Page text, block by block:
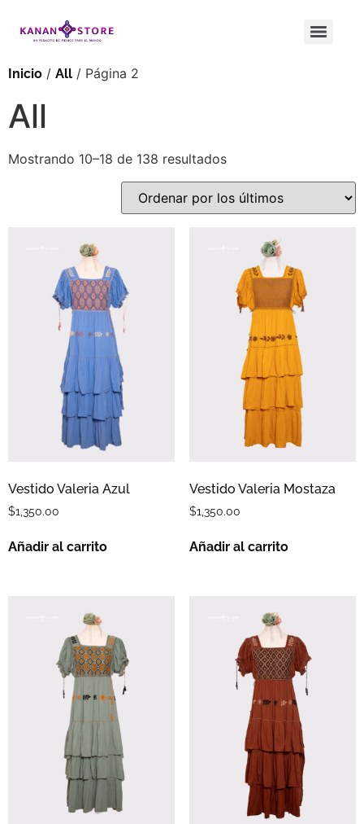
Inicio / All / Página 2
All
Mostrando 10–18 de 138 resultados
Vestido Valeria Azul
$1,350.00
Añadir al carrito
Vestido Valeria Mostaza
$1,350.00
Añadir al carrito